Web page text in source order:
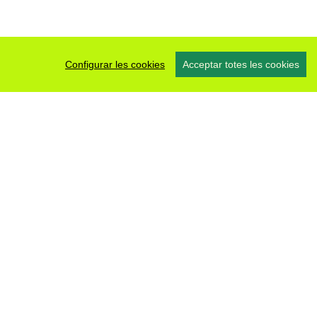
Configurar les cookies Acceptar totes les cookies